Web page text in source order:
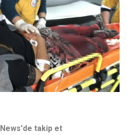
News'de takip et